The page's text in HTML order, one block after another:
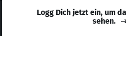
Logg Dich jetzt ein, um
sehen.